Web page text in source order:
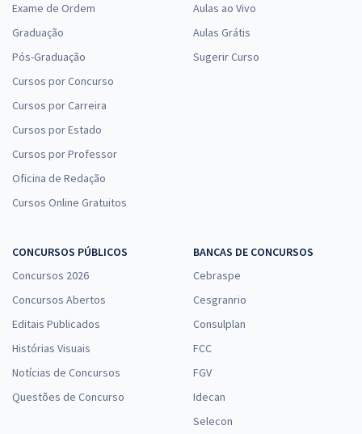
Exame de Ordem
Graduação
Pós-Graduação
Cursos por Concurso
Cursos por Carreira
Cursos por Estado
Cursos por Professor
Oficina de Redação
Cursos Online Gratuitos
Aulas ao Vivo
Aulas Grátis
Sugerir Curso
CONCURSOS PÚBLICOS
Concursos 2026
Concursos Abertos
Editais Publicados
Histórias Visuais
Notícias de Concursos
Questões de Concurso
BANCAS DE CONCURSOS
Cebraspe
Cesgranrio
Consulplan
FCC
FGV
Idecan
Selecon